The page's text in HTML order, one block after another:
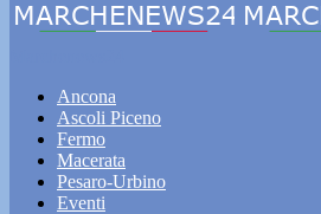
Ancona
Ascoli Piceno
Fermo
Macerata
Pesaro-Urbino
Eventi